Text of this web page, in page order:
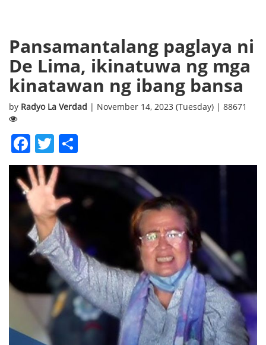
Pansamantalang paglaya ni
De Lima, ikinatuwa ng mga
kinatawan ng ibang bansa
by Radyo La Verdad | November 14, 2023 (Tuesday) | 88671
Facebook
Twitter